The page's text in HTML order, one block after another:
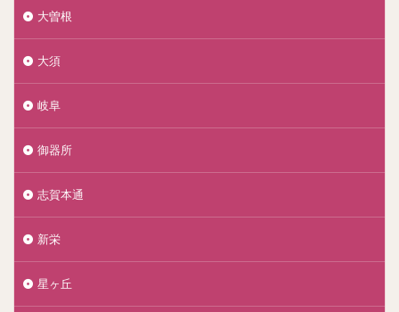
大曽根
大須
岐阜
御器所
志賀本通
新栄
星ヶ丘